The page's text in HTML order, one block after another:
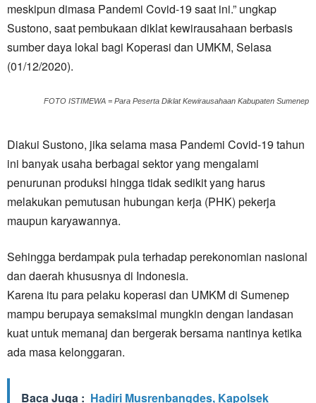
meskipun dimasa Pandemi Covid-19 saat ini.” ungkap
Sustono, saat pembukaan diklat kewirausahaan berbasis
sumber daya lokal bagi Koperasi dan UMKM, Selasa
(01/12/2020).
FOTO ISTIMEWA = Para Peserta Diklat Kewirausahaan Kabupaten Sumenep
Diakui Sustono, jika selama masa Pandemi Covid-19 tahun
ini banyak usaha berbagai sektor yang mengalami
penurunan produksi hingga tidak sedikit yang harus
melakukan pemutusan hubungan kerja (PHK) pekerja
maupun karyawannya.
Sehingga berdampak pula terhadap perekonomian nasional
dan daerah khususnya di Indonesia.
Karena itu para pelaku koperasi dan UMKM di Sumenep
mampu berupaya semaksimal mungkin dengan landasan
kuat untuk memanaj dan bergerak bersama nantinya ketika
ada masa kelonggaran.
Baca Juga : Hadiri Musrenbangdes, Kapolsek